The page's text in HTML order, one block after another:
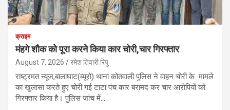
क्राइम
मंहगे शौक को पूरा करने किया कार चोरी,चार गिरफ्तार
August 7, 2026 रमेश तिवारी रिपु
राष्ट्रमत न्यूज,बालाघाट(ब्यूरो) थाना कोतवाली पुलिस ने वाहन चोरी के मामले
का खुलासा करते हुए चोरी गई टाटा पंच कार बरामद कर चार आरोपियों को
गिरफ्तार किया है। पुलिस जांच में…